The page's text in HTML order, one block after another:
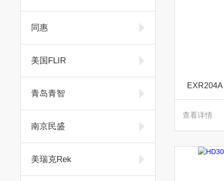
同惠
美国FLIR
青岛青智
南京民盛
美瑞克Rek
查看详情